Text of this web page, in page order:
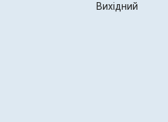
Вихідний